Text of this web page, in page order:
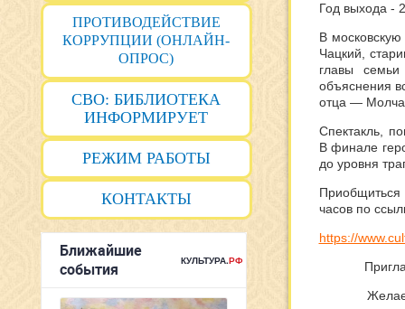
ПРОТИВОДЕЙСТВИЕ
КОРРУПЦИИ (ОНЛАЙН-
ОПРОС)
СВО: БИБЛИОТЕКА
ИНФОРМИРУЕТ
РЕЖИМ РАБОТЫ
КОНТАКТЫ
Год выхода -
В
Чацкий,
главы
объяснения
отца —
Спектакль,
В финале
до уровня
Приобщиться
часов по
https://